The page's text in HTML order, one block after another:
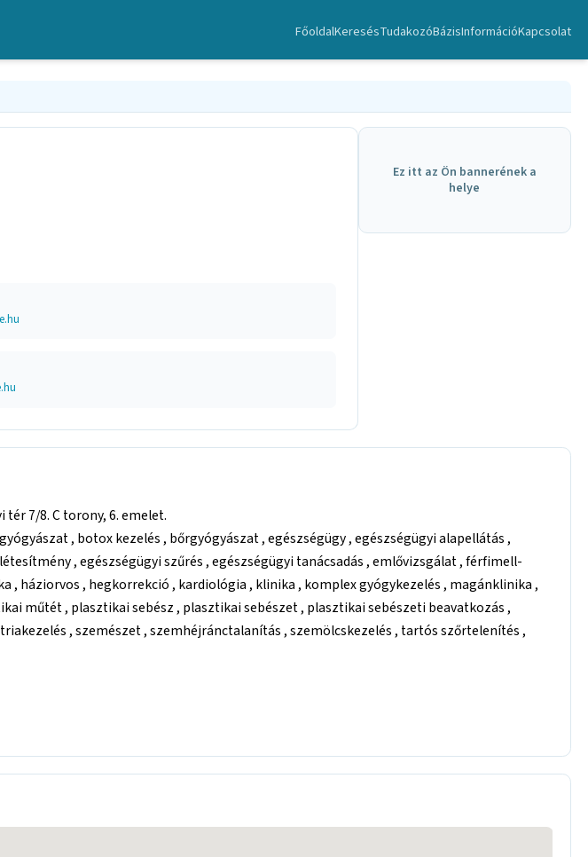
FőoldalKeresésTudakozóBázisInformációKapcsolat
Ez itt az Ön bannerének a
helye
tér 7/8. C torony, 6. emelet.
, botox kezelés , bőrgyógyászat , egészségügy , egészségügyi alapellátás ,
, egészségügyi szűrés , egészségügyi tanácsadás , emlővizsgálat , férfimell-
háziorvos , hegkorrekció , kardiológia , klinika , komplex gyógykezelés , magánklinika ,
műtét , plasztikai sebész , plasztikai sebészet , plasztikai sebészeti beavatkozás ,
, szemészet , szemhéjránctalanítás , szemölcskezelés , tartós szőrtelenítés ,